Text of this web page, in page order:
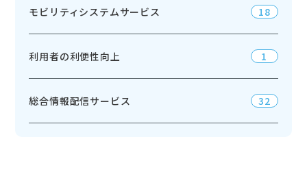
モビリティシステムサービス 18
利用者の利便性向上 1
総合情報配信サービス 32